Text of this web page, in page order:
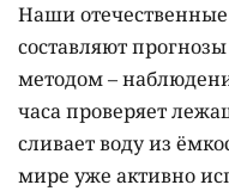
Наши
составляют
методом –
часа проверяет
сливает воду из
мире уже активно